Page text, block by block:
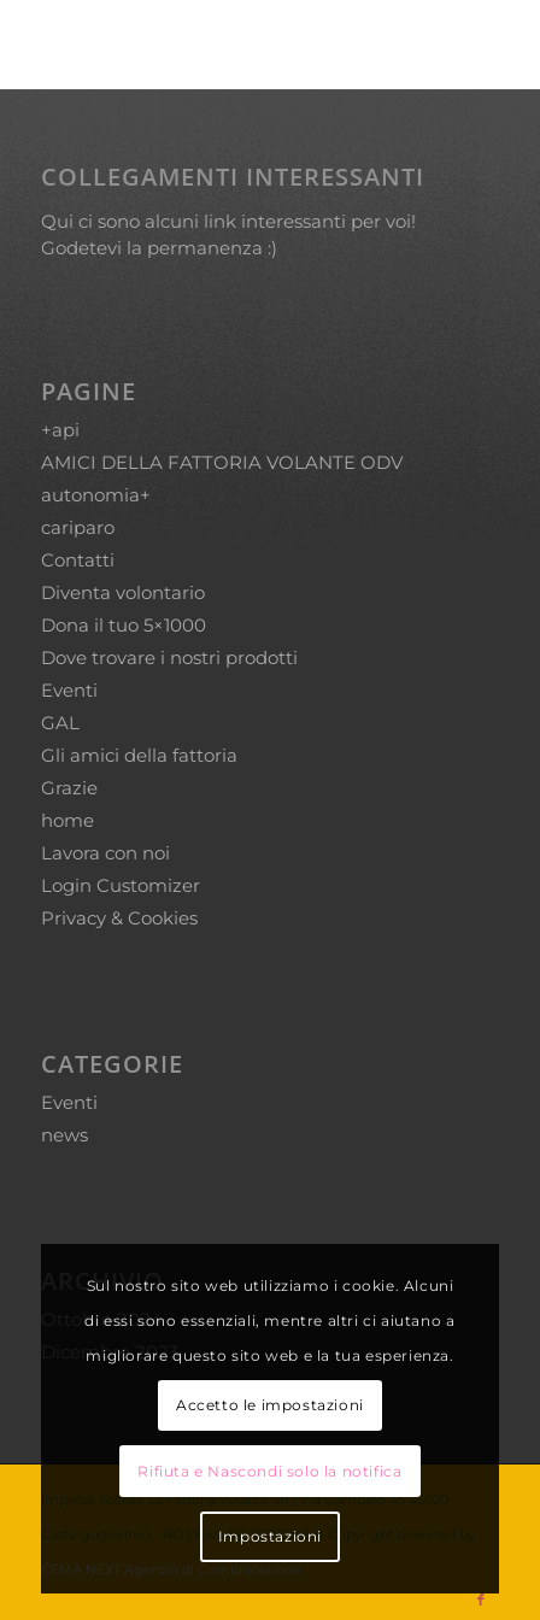
COLLEGAMENTI INTERESSANTI
Qui ci sono alcuni link interessanti per voi!
Godetevi la permanenza :)
PAGINE
+api
AMICI DELLA FATTORIA VOLANTE ODV
autonomia+
cariparo
Contatti
Diventa volontario
Dona il tuo 5×1000
Dove trovare i nostri prodotti
Eventi
GAL
Gli amici della fattoria
Grazie
home
Lavora con noi
Login Customizer
Privacy & Cookies
CATEGORIE
Eventi
news
ARCHIVIO
Ottobre 2024
Dicembre 2023
Impresa Sociale La Fattoria Volante Srl | Via Gambaro 45 45020
Castelguglielmo - RO | P.Iva 01630310298 © Copyright powered by
CEMA NEXT Agenzia di Comunicazione
Sul nostro sito web utilizziamo i cookie. Alcuni
di essi sono essenziali, mentre altri ci aiutano a
migliorare questo sito web e la tua esperienza.
Accetto le impostazioni
Rifiuta e Nascondi solo la notifica
Impostazioni